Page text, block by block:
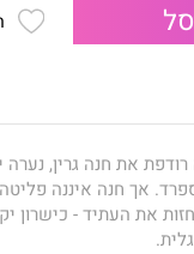
רודפת את חנה
אך חנה איננה
את העתיד - כישרון